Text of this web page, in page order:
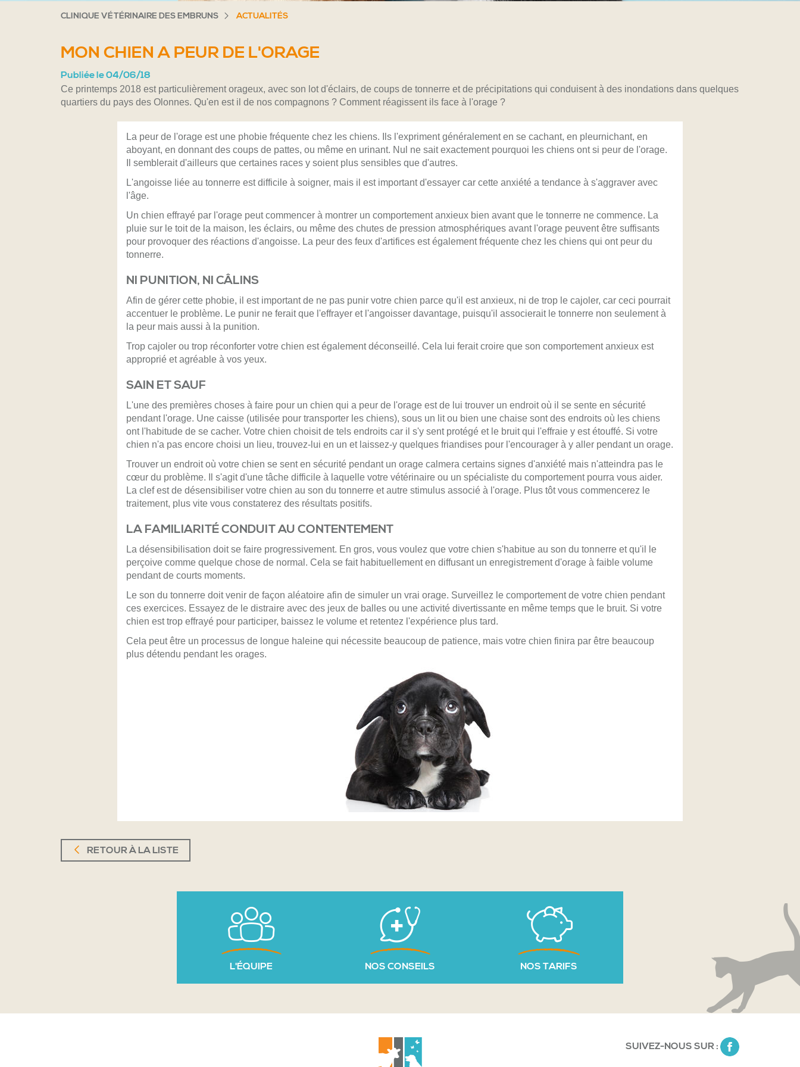
CLINIQUE VÉTÉRINAIRE DES EMBRUNS ACTUALITÉS
MON CHIEN A PEUR DE L'ORAGE
Publiée le 04/06/18
Ce printemps 2018 est particulièrement orageux, avec son lot d'éclairs, de coups de tonnerre et de précipitations qui conduisent à des inondations dans quelques
quartiers du pays des Olonnes. Qu'en est il de nos compagnons ? Comment réagissent ils face à l'orage ?
La peur de l'orage est une phobie fréquente chez les chiens. Ils l'expriment généralement en se cachant, en pleurnichant, en
aboyant, en donnant des coups de pattes, ou même en urinant. Nul ne sait exactement pourquoi les chiens ont si peur de l'orage.
Il semblerait d'ailleurs que certaines races y soient plus sensibles que d'autres.
L'angoisse liée au tonnerre est difficile à soigner, mais il est important d'essayer car cette anxiété a tendance à s'aggraver avec
l'âge.
Un chien effrayé par l'orage peut commencer à montrer un comportement anxieux bien avant que le tonnerre ne commence. La
pluie sur le toit de la maison, les éclairs, ou même des chutes de pression atmosphériques avant l'orage peuvent être suffisants
pour provoquer des réactions d'angoisse. La peur des feux d'artifices est également fréquente chez les chiens qui ont peur du
tonnerre.
NI PUNITION, NI CÂLINS
Afin de gérer cette phobie, il est important de ne pas punir votre chien parce qu'il est anxieux, ni de trop le cajoler, car ceci pourrait
accentuer le problème. Le punir ne ferait que l'effrayer et l'angoisser davantage, puisqu'il associerait le tonnerre non seulement à
la peur mais aussi à la punition.
Trop cajoler ou trop réconforter votre chien est également déconseillé. Cela lui ferait croire que son comportement anxieux est
approprié et agréable à vos yeux.
SAIN ET SAUF
L'une des premières choses à faire pour un chien qui a peur de l'orage est de lui trouver un endroit où il se sente en sécurité
pendant l'orage. Une caisse (utilisée pour transporter les chiens), sous un lit ou bien une chaise sont des endroits où les chiens
ont l'habitude de se cacher. Votre chien choisit de tels endroits car il s'y sent protégé et le bruit qui l'effraie y est étouffé. Si votre
chien n'a pas encore choisi un lieu, trouvez-lui en un et laissez-y quelques friandises pour l'encourager à y aller pendant un orage.
Trouver un endroit où votre chien se sent en sécurité pendant un orage calmera certains signes d'anxiété mais n'atteindra pas le
cœur du problème. Il s'agit d'une tâche difficile à laquelle votre vétérinaire ou un spécialiste du comportement pourra vous aider.
La clef est de désensibiliser votre chien au son du tonnerre et autre stimulus associé à l'orage. Plus tôt vous commencerez le
traitement, plus vite vous constaterez des résultats positifs.
LA FAMILIARITÉ CONDUIT AU CONTENTEMENT
La désensibilisation doit se faire progressivement. En gros, vous voulez que votre chien s'habitue au son du tonnerre et qu'il le
perçoive comme quelque chose de normal. Cela se fait habituellement en diffusant un enregistrement d'orage à faible volume
pendant de courts moments.
Le son du tonnerre doit venir de façon aléatoire afin de simuler un vrai orage. Surveillez le comportement de votre chien pendant
ces exercices. Essayez de le distraire avec des jeux de balles ou une activité divertissante en même temps que le bruit. Si votre
chien est trop effrayé pour participer, baissez le volume et retentez l'expérience plus tard.
Cela peut être un processus de longue haleine qui nécessite beaucoup de patience, mais votre chien finira par être beaucoup
plus détendu pendant les orages.
RETOUR À LA LISTE
L'ÉQUIPE NOS CONSEILS NOS TARIFS
SUIVEZ-NOUS SUR :